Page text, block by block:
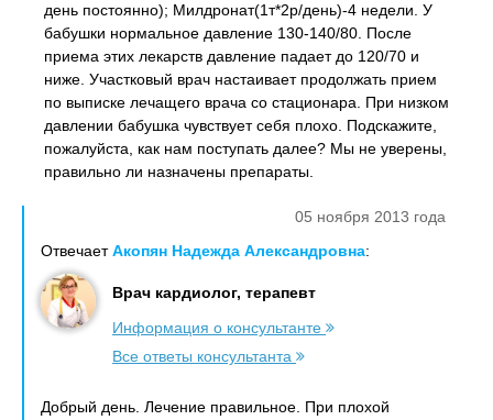
день постоянно); Милдронат(1т*2р/день)-4 недели. У
бабушки нормальное давление 130-140/80. После
приема этих лекарств давление падает до 120/70 и
ниже. Участковый врач настаивает продолжать прием
по выписке лечащего врача со стационара. При низком
давлении бабушка чувствует себя плохо. Подскажите,
пожалуйста, как нам поступать далее? Мы не уверены,
правильно ли назначены препараты.
05 ноября 2013 года
ОтвечаетАкопян Надежда Александровна:
Врач кардиолог, терапевт
Информация о консультанте
Все ответы консультанта
Добрый день. Лечение правильное. При плохой